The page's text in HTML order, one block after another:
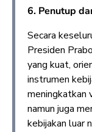
6. Penutup
Secara
Presiden
yang kuat,
instrumen
meningkatkan
namun juga
kebijakan luar